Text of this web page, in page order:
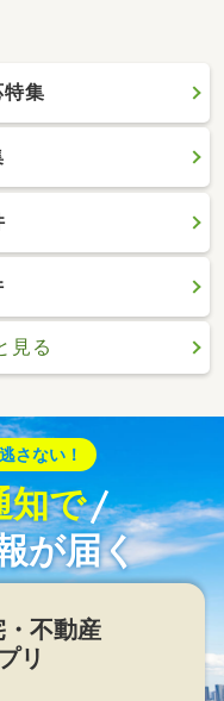
集
見る
さない！
知で
が届く
不動産
リ